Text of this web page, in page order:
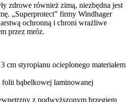
zdrowe również zimą, niezbędna jest
„Superprotect” firmy Windhager
ochronną i chroni wrażliwe
przez mróz.
cm styropianu ocieplonego materiałem
bąbelkowej laminowanej
z podwyższonym brzegiem